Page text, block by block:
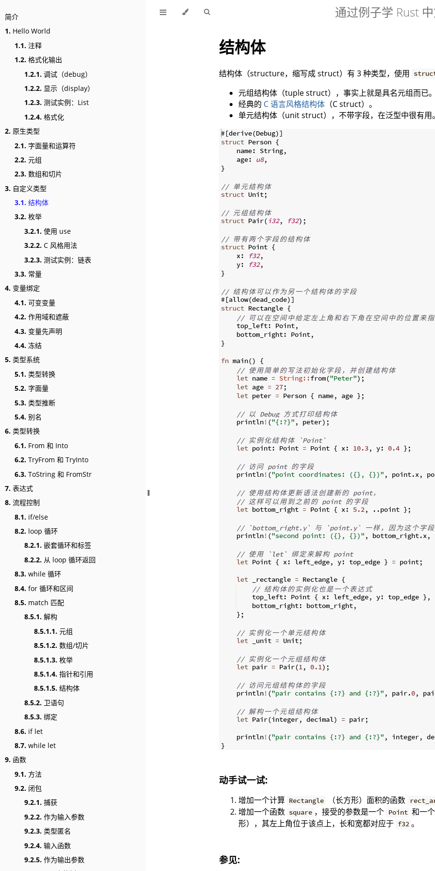
简介
1. Hello World
1.1. 注释
1.2. 格式化输出
1.2.1. 调试（debug）
1.2.2. 显示（display）
1.2.3. 测试实例：List
1.2.4. 格式化
2. 原生类型
2.1. 字面量和运算符
2.2. 元组
2.3. 数组和切片
3. 自定义类型
3.1. 结构体
3.2. 枚举
3.2.1. 使用 use
3.2.2. C 风格用法
3.2.3. 测试实例：链表
3.3. 常量
4. 变量绑定
4.1. 可变变量
4.2. 作用域和遮蔽
4.3. 变量先声明
4.4. 冻结
5. 类型系统
5.1. 类型转换
5.2. 字面量
5.3. 类型推断
5.4. 别名
6. 类型转换
6.1. From 和 Into
6.2. TryFrom 和 TryInto
6.3. ToString 和 FromStr
7. 表达式
8. 流程控制
8.1. if/else
8.2. loop 循环
8.2.1. 嵌套循环和标签
8.2.2. 从 loop 循环返回
8.3. while 循环
8.4. for 循环和区间
8.5. match 匹配
8.5.1. 解构
8.5.1.1. 元组
8.5.1.2. 数组/切片
8.5.1.3. 枚举
8.5.1.4. 指针和引用
8.5.1.5. 结构体
8.5.2. 卫语句
8.5.3. 绑定
8.6. if let
8.7. while let
9. 函数
9.1. 方法
9.2. 闭包
9.2.1. 捕获
9.2.2. 作为输入参数
9.2.3. 类型匿名
9.2.4. 输入函数
9.2.5. 作为输出参数
通过例子学 Rust
结构体
结构体（structure，缩写成 struct）有 3 种类型，使用
元组结构体（tuple struct），事实上就是具名元组而已。
经典的 C 语言风格结构体 （C struct）。
单元结构体（unit struct），不带字段，在泛型中很有用。
#[derive(Debug)]
struct Person {
    name
: String,
    age
: u8,
}
// 单元结构 体
struct Unit;
// 元组结构 体
struct Pair(i32, f32) ;
// 带 有两 个 字段的结构 体
struct Point {
    x
: f32,
    y
: f32,
}
// 结构 体 可 以 作为 另 一 个结构 体的 字段
#[allow(dead_code)]
struct Rectangle {
// 可 以在空间 中给定左上角和右 下角在空间 中的 位 置来指
    top_left
: Point,
    bottom_right
: Point,
}
fn main()
{
// 使用简单的 写法初始 化 字段 ， 并 创建结构 体
let name = String::from("Peter") ;
let age = 27;
let peter = Person { name, age } ;
// 以 Debug 方式打印结构 体
    println
! ("{:?}" , peter) ;
// 实 例 化结构 体 `Point`
let point: Point = Point { x: 10.3, y: 0.4 } ;
// 访问 point 的 字段
    println
! ("point coordinates: ({}, {})" , point.x,
// 使用结构 体 更新 语法 创建新的 point ，
// 这样 可 以用到之前的 point 的 字段
let bottom_right = Point { x: 5.2, ..point } ;
// `bottom_right.y` 与 `point.y` 一样 ， 因为这 个 字段
    println
! ("second point: ({}, {})" , bottom_right.x,
// 使用 `let` 绑定来解构 point
let Point { x: left_edge, y: top_edge } = point;
let _rectangle = Rectangle {
// 结构 体的 实 例 化 也是 一 个表达式
    top_left
: Point { x: left_edge, y: top_edge } ,
    bottom_right
: bottom_right,
} ;
// 实 例 化 一 个单元结构 体
let _unit = Unit;
// 实 例 化 一 个元组结构 体
let pair = Pair(1, 0.1) ;
// 访问元组结构 体的 字段
    println
! ("pair contains {:?} and {:?}" , pair.0,
// 解构 一 个元组结构 体
let Pair(integer, decimal) = pair;
    println
! ("pair contains {:?} and {:?}" , integer,
}
动手试一试:
增加一个计算 Rectangle （长方形）面积的函数
增加一个函数 square ，接受的参数是一个 Point 和一个
形），其左上角位于该点上，长和宽都对应于 f32 。
参见: